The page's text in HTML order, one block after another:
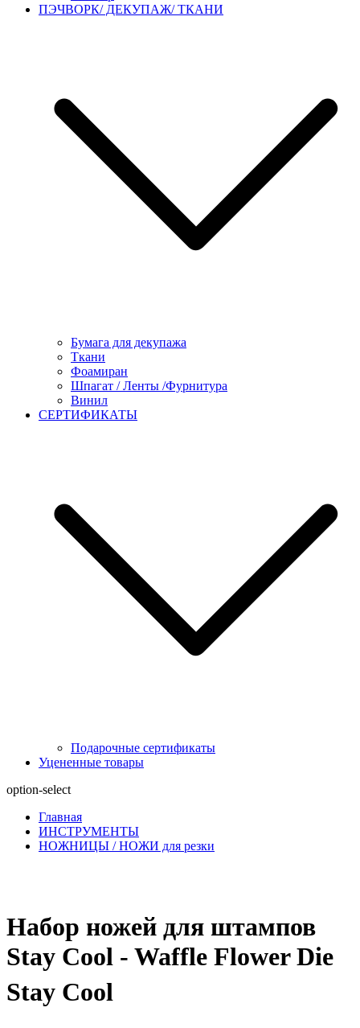
ПЭЧВОРК/ ДЕКУПАЖ/ ТКАНИ
Бумага для декупажа
Ткани
Фоамиран
Шпагат / Ленты /Фурнитура
Винил
СЕРТИФИКАТЫ
Подарочные сертификаты
Уцененные товары
option-select
Главная
ИНСТРУМЕНТЫ
НОЖНИЦЫ / НОЖИ для резки
Набор ножей для штампов
Stay Cool - Waffle Flower Die
Stay Cool